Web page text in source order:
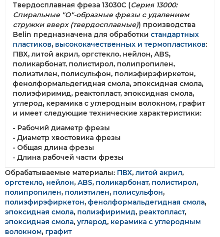
Твердосплавная фреза 13030С (Серия 13000:
Спиральные "О"-образные фрезы с удалением
стружки вверх (твердосплавные)) производства
Belin предназначена для обработки стандартных
пластиков, высококачественных и термопластиков:
ПВХ, литой акрил, оргстекло, нейлон, ABS,
поликарбонат, полистирол, полипропилен,
полиэтилен, полисульфон, полиэфирэфиркетон,
фенолформальдегидная смола, эпоксидная смола,
полиэфиримид, реактопласт, эпоксидная смола,
углерод, керамика с углеродным волокном, графит
и имеет следующие технические характеристики:
- Рабочий диаметр фрезы
- Диаметр хвостовика фрезы
- Общая длина фрезы
- Длина рабочей части фрезы
Обрабатываемые материалы: ПВХ, литой акрил,
оргстекло, нейлон, ABS, поликарбонат, полистирол,
полипропилен, полиэтилен, полисульфон,
полиэфирэфиркетон, фенолформальдегидная смола,
эпоксидная смола, полиэфиримид, реактопласт,
эпоксидная смола, углерод, керамика с углеродным
волокном, графит